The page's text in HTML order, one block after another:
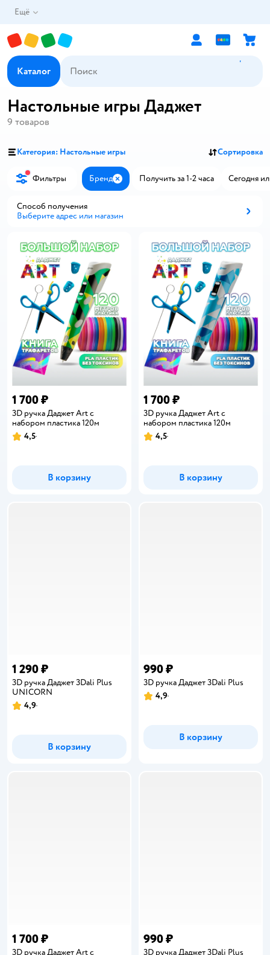
Ещё
Каталог
Настольные игры Даджет
9 товаров
Категория: Настольные игры Сортировка
Фильтры Бренд ЗакрытьПолучить за 1-2 часа Сегодня
Способ получения
Выберите адрес или магазин
1 700 ₽
3D ручка Даджет Art с
набором пластика 120м
Рейтинг:
4,5
В корзину
1 700 ₽
3D ручка Даджет Art с
набором пластика 120м
Рейтинг:
4,5
В корзину
1 290 ₽
3D ручка Даджет 3Dali Plus
UNICORN
Рейтинг:
4,9
В корзину
990 ₽
3D ручка Даджет 3Dali Plus
Рейтинг:
4,9
В корзину
1 700 ₽
3D ручка Даджет Art с
990 ₽
3D ручка Даджет 3Dali Plus